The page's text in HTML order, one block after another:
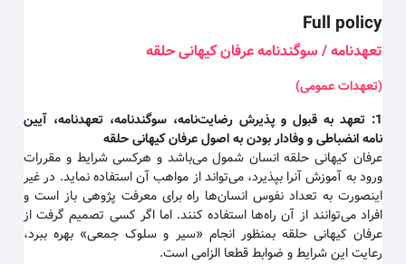
Full policy
تعهدنامه / سوگندنامه عرفان کیهانی حلقه
(تعهدات عمومی)
تعهد به قبول و پذیرش رضایت‌نامه، سوگندنامه، تعهدنامه، آیین
نامه انضباطی و وفادار بودن به اصول عرفان کیهانی حلقه
عرفان کیهانی حلقه انسان شمول می‌باشد و هرکسی شرایط و مقررات
ورود به آموزش آنرا بپذیرد، می‌تواند از مواهب آن استفاده نماید. در غیر
اینصورت به تعداد نفوس انسان‌ها راه برای معرفت پژوهی باز است و
افراد می‌توانند از آن راه‌ها استفاده کنند. اما اگر کسی تصمیم گرفت از
عرفان کیهانی حلقه بمنظور انجام «سیر و سلوک جمعی» بهره ببرد،
رعایت این شرایط و ضوابط قطعا الزامی است.